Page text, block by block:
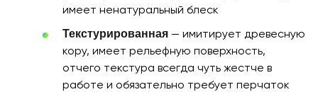
имеет ненатуральный блеск
Текстурированная — имитирует древесную
кору, имеет рельефную поверхность,
отчего текстура всегда чуть жестче в
работе и обязательно требует перчаток